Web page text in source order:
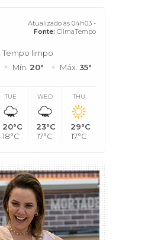
Atualizado às 04h03 -
Fonte: ClimaTempo
Tempo limpo
Mín. 20° Máx. 35°
TUE
20°C
18°C
WED
23°C
17°C
THU
29°C
17°C